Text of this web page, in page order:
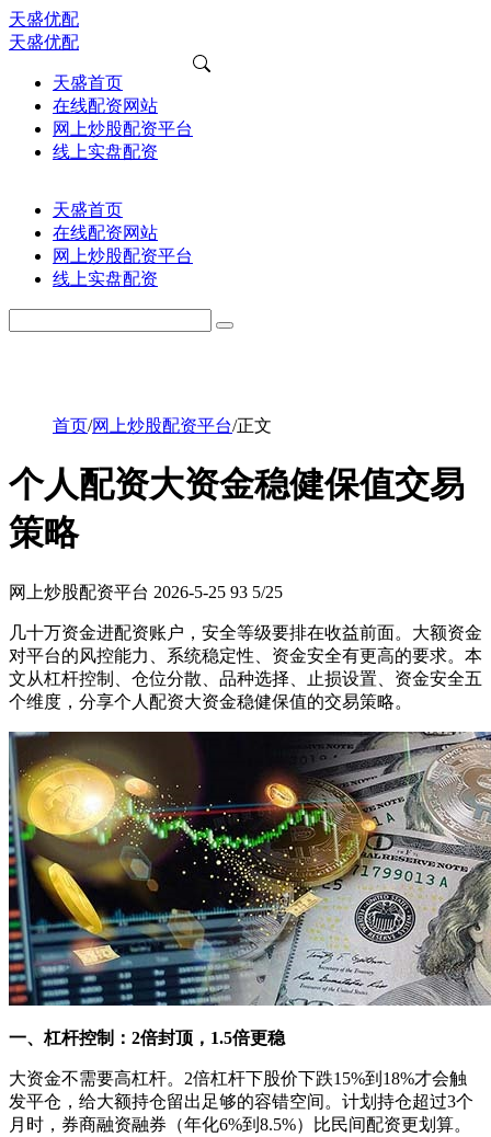
天盛优配
天盛优配
天盛首页
在线配资网站
网上炒股配资平台
线上实盘配资
天盛首页
在线配资网站
网上炒股配资平台
线上实盘配资
首页/网上炒股配资平台/正文
个人配资大资金稳健保值交易
策略
网上炒股配资平台 2026-5-25 93 5/25
几十万资金进配资账户，安全等级要排在收益前面。大额资金
对平台的风控能力、系统稳定性、资金安全有更高的要求。本
文从杠杆控制、仓位分散、品种选择、止损设置、资金安全五
个维度，分享个人配资大资金稳健保值的交易策略。
一、杠杆控制：2倍封顶，1.5倍更稳
大资金不需要高杠杆。2倍杠杆下股价下跌15%到18%才会触
发平仓，给大额持仓留出足够的容错空间。计划持仓超过3个
月时，券商融资融券（年化6%到8.5%）比民间配资更划算。